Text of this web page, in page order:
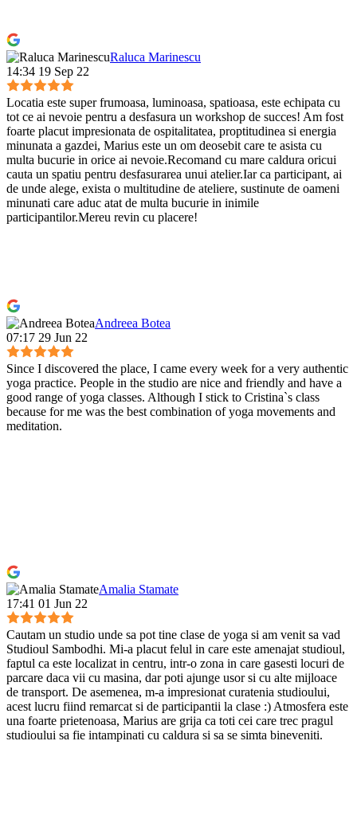
Raluca Marinescu
14:34 19 Sep 22
Locatia este super frumoasa, luminoasa, spatioasa, este echipata cu
tot ce ai nevoie pentru a desfasura un workshop de succes! Am fost
foarte placut impresionata de ospitalitatea, proptitudinea si energia
minunata a gazdei, Marius este un om deosebit care te asista cu
multa bucurie in orice ai nevoie.Recomand cu mare caldura oricui
cauta un spatiu pentru desfasurarea unui atelier.Iar ca participant, ai
de unde alege, exista o multitudine de ateliere, sustinute de oameni
minunati care aduc atat de multa bucurie in inimile
participantilor.Mereu revin cu placere!
Andreea Botea
07:17 29 Jun 22
Since I discovered the place, I came every week for a very authentic
yoga practice. People in the studio are nice and friendly and have a
good range of yoga classes. Although I stick to Cristina`s class
because for me was the best combination of yoga movements and
meditation.
Amalia Stamate
17:41 01 Jun 22
Cautam un studio unde sa pot tine clase de yoga si am venit sa vad
Studioul Sambodhi. Mi-a placut felul in care este amenajat studioul,
faptul ca este localizat in centru, intr-o zona in care gasesti locuri de
parcare daca vii cu masina, dar poti ajunge usor si cu alte mijloace
de transport. De asemenea, m-a impresionat curatenia studioului,
acest lucru fiind remarcat si de participantii la clase :) Atmosfera este
una foarte prietenoasa, Marius are grija ca toti cei care trec pragul
studioului sa fie intampinati cu caldura si sa se simta bineveniti.